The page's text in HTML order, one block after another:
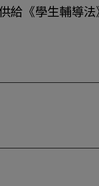
給《學生輔導